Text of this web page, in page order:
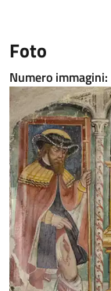
Foto
Numero immagini: